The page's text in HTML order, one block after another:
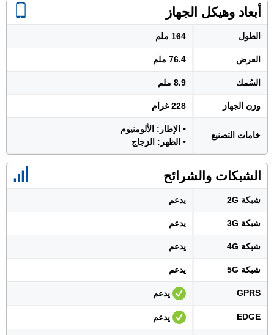
أبعاد وهيكل الجهاز
الطول 164 ملم
العرض 76.4 ملم
السُمك 8.9 ملم
وزن الجهاز 228 غرام
خامات التصنيع
• الإطار: الألومنيوم
• الظهر: الزجاج
الشبكات والشرائح
شبكة 2G يدعم
شبكة 3G يدعم
شبكة 4G يدعم
شبكة 5G يدعم
GPRS يدعم
EDGE يدعم